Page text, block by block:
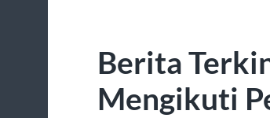
Berita
Mengikuti